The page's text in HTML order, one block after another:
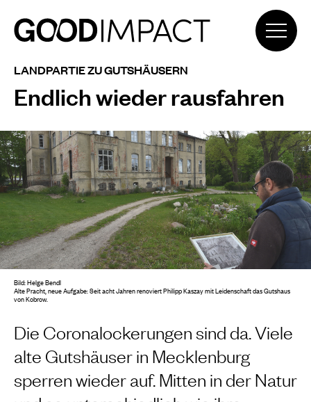
LANDPARTIE ZU GUTSHÄUSERN
Endlich wieder rausfahren
Die Coronalockerungen sind da. Viele
alte Gutshäuser in Mecklenburg
sperren wieder auf. Mitten in der Natur
Bild: Helge Bendl
Alte Pracht, neue Aufgabe: Seit acht Jahren renoviert Philipp Kaszay mit Leidenschaft das Gutshaus
von Kobrow.